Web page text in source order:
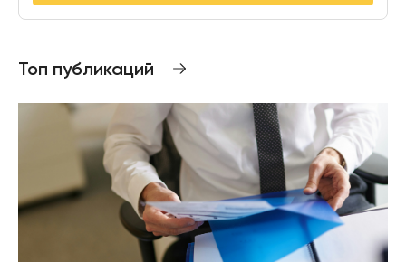
Топ публикаций